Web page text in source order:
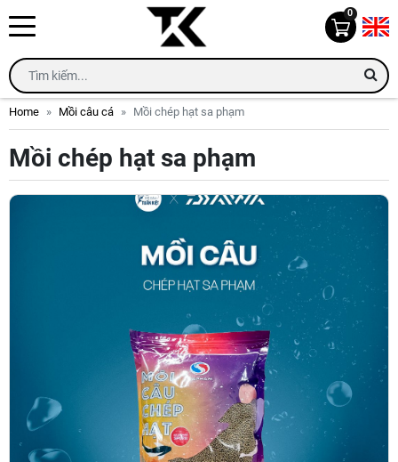
0
Home Mồi câu cá Mồi chép hạt sa phạm
Mồi chép hạt sa phạm